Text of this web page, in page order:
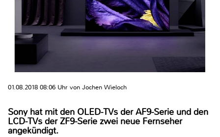
01.08.2018 08:06 Uhr von Jochen Wieloch
Sony hat mit den OLED-TVs der AF9-Serie und den
LCD-TVs der ZF9-Serie zwei neue Fernseher
angekündigt.